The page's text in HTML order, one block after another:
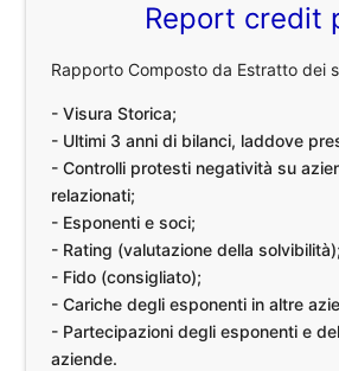
Report credit
Rapporto Composto da Estratto dei
- Visura Storica;
- Ultimi 3 anni di bilanci, laddove
- Controlli protesti negatività su
relazionati;
- Esponenti e soci;
- Rating (valutazione della solvibilità);
- Fido (consigliato);
- Cariche degli esponenti in altre
- Partecipazioni degli esponenti e
aziende.